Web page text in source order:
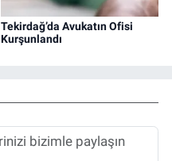
Tekirdağ’da Avukatın Ofisi
Kurşunlandı